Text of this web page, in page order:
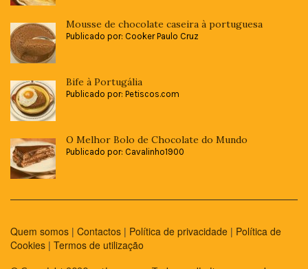
Mousse de chocolate caseira à portuguesa
Publicado por: Cooker Paulo Cruz
Bife à Portugália
Publicado por: Petiscos.com
O Melhor Bolo de Chocolate do Mundo
Publicado por: Cavalinho1900
Quem somos | Contactos | Política de privacidade | Política de
Cookies | Termos de utilização